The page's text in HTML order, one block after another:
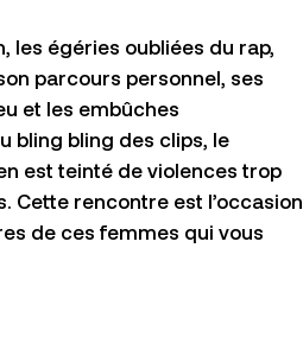
, les égéries oubliées du rap,
parcours personnel, ses
et les embûches
bling bling des clips, le
est teinté de violences trop
Cette rencontre est l’occasion
de ces femmes qui vous